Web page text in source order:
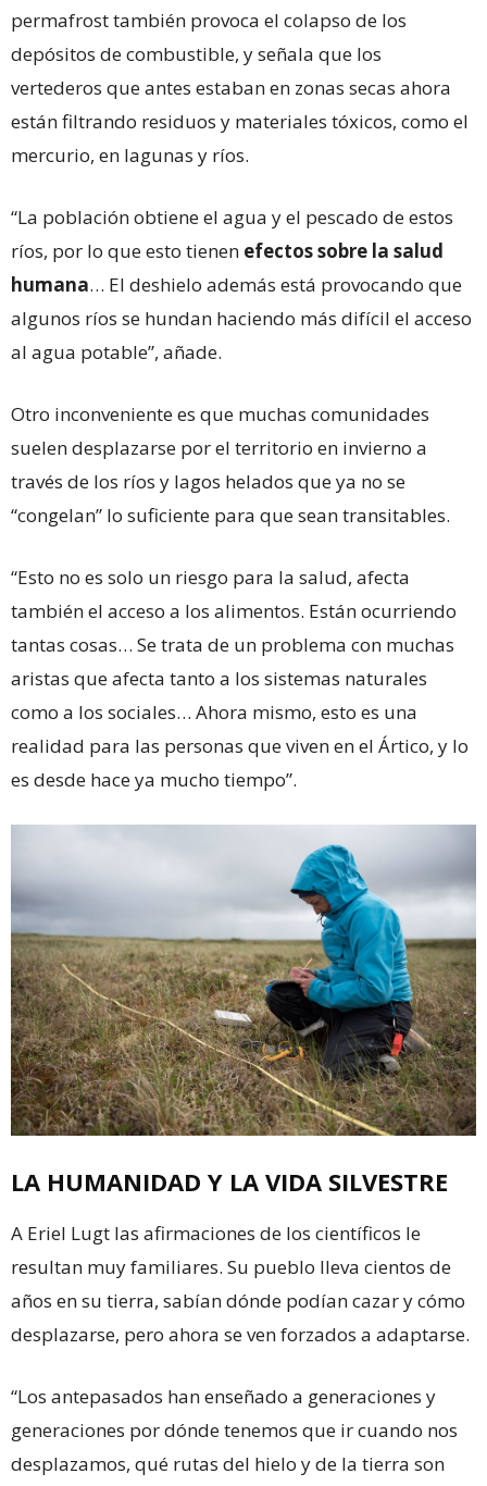
permafrost también provoca el colapso de los
depósitos de combustible, y señala que los
vertederos que antes estaban en zonas secas ahora
están filtrando residuos y materiales tóxicos, como el
mercurio, en lagunas y ríos.
“La población obtiene el agua y el pescado de estos
ríos, por lo que esto tienen efectos sobre la salud
humana… El deshielo además está provocando que
algunos ríos se hundan haciendo más difícil el acceso
al agua potable”, añade.
Otro inconveniente es que muchas comunidades
suelen desplazarse por el territorio en invierno a
través de los ríos y lagos helados que ya no se
“congelan” lo suficiente para que sean transitables.
“Esto no es solo un riesgo para la salud, afecta
también el acceso a los alimentos. Están ocurriendo
tantas cosas… Se trata de un problema con muchas
aristas que afecta tanto a los sistemas naturales
como a los sociales… Ahora mismo, esto es una
realidad para las personas que viven en el Ártico, y lo
es desde hace ya mucho tiempo”.
LA HUMANIDAD Y LA VIDA SILVESTRE
A Eriel Lugt las afirmaciones de los científicos le
resultan muy familiares. Su pueblo lleva cientos de
años en su tierra, sabían dónde podían cazar y cómo
desplazarse, pero ahora se ven forzados a adaptarse.
“Los antepasados han enseñado a generaciones y
generaciones por dónde tenemos que ir cuando nos
desplazamos, qué rutas del hielo y de la tierra son